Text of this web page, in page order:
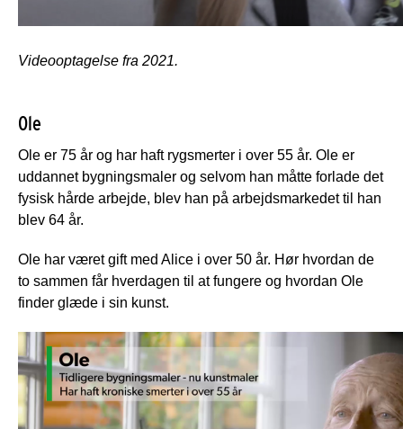
Videooptagelse fra 2021.
Ole
Ole er 75 år og har haft rygsmerter i over 55 år. Ole er
uddannet bygningsmaler og selvom han måtte forlade det
fysisk hårde arbejde, blev han på arbejdsmarkedet til han
blev 64 år.
Ole har været gift med Alice i over 50 år. Hør hvordan de
to sammen får hverdagen til at fungere og hvordan Ole
finder glæde i sin kunst.